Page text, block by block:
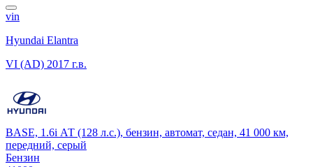
vin
Hyundai Elantra
VI (AD) 2017 г.в.
BASE, 1.6i АТ (128 л.с.), бензин, автомат, седан, 41 000 км,
передний, серый
Бензин